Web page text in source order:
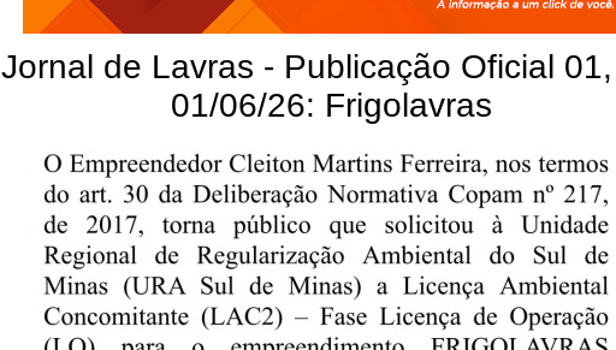
Jornal de Lavras - Publicação Oficial
01/06/26: Frigolavras